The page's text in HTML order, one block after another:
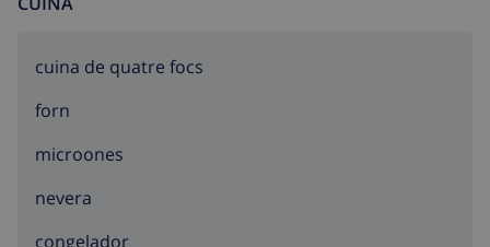
cuina de quatre focs
forn
microones
nevera
congelador